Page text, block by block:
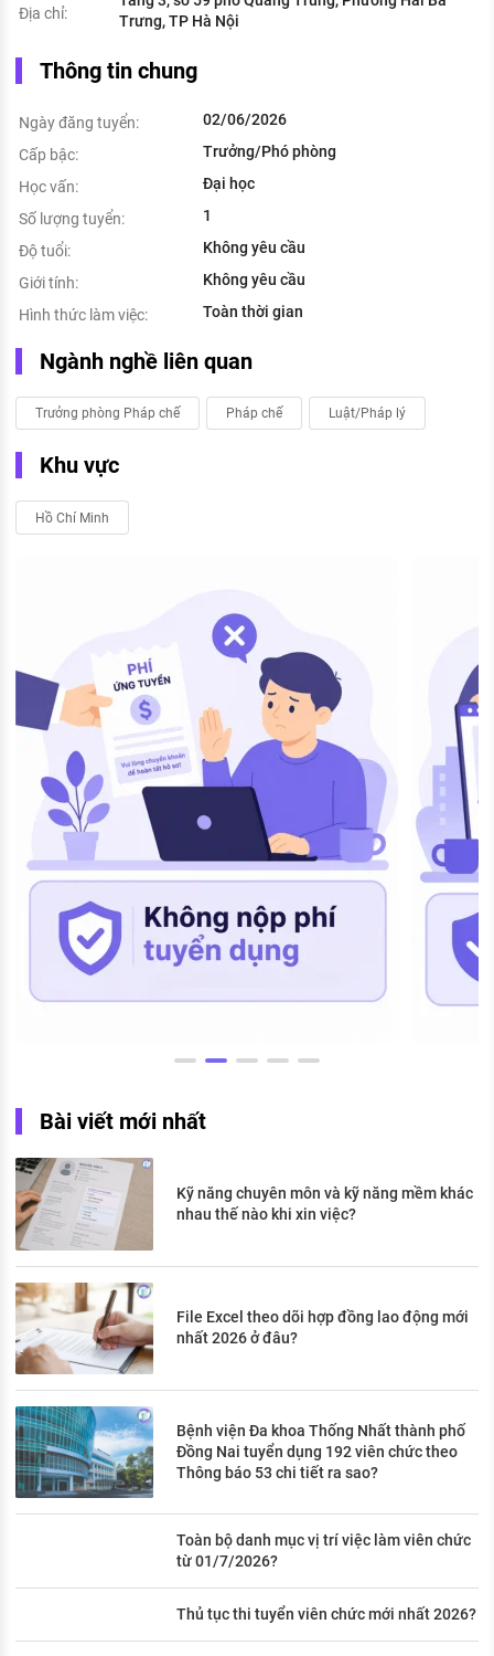
Địa chỉ:
Trưng, TP Hà Nội
Thông tin chung
Ngày đăng tuyển:
02/06/2026
Cấp bậc:
Trưởng/Phó phòng
Học vấn:
Đại học
Số lượng tuyển:
1
Độ tuổi:
Không yêu cầu
Giới tính:
Không yêu cầu
Hình thức làm việc:
Toàn thời gian
Ngành nghề liên quan
Trưởng phòng Pháp chế Pháp chế Luật/Pháp lý
Khu vực
Hồ Chí Minh
Bài viết mới nhất
Kỹ năng chuyên môn và kỹ năng mềm khác
nhau thế nào khi xin việc?
File Excel theo dõi hợp đồng lao động mới
nhất 2026 ở đâu?
Bệnh viện Đa khoa Thống Nhất thành phố
Đồng Nai tuyển dụng 192 viên chức theo
Thông báo 53 chi tiết ra sao?
Toàn bộ danh mục vị trí việc làm viên chức
từ 01/7/2026?
Thủ tục thi tuyển viên chức mới nhất 2026?